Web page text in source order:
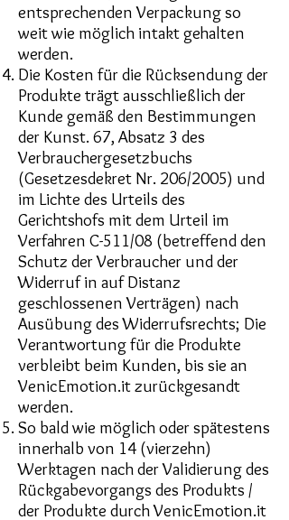
entsprechenden Verpackung so
weit wie möglich intakt gehalten
werden.
Die Kosten für die Rücksendung der
Produkte trägt ausschließlich der
Kunde gemäß den Bestimmungen
der Kunst. 67, Absatz 3 des
Verbrauchergesetzbuchs
(Gesetzesdekret Nr. 206/2005) und
im Lichte des Urteils des
Gerichtshofs mit dem Urteil im
Verfahren C-511/08 (betreffend den
Schutz der Verbraucher und der
Widerruf in auf Distanz
geschlossenen Verträgen) nach
Ausübung des Widerrufsrechts; Die
Verantwortung für die Produkte
verbleibt beim Kunden, bis sie an
VenicEmotion.it zurückgesandt
werden.
So bald wie möglich oder spätestens
innerhalb von 14 (vierzehn)
Werktagen nach der Validierung des
Rückgabevorgangs des Produkts /
der Produkte durch VenicEmotion.it